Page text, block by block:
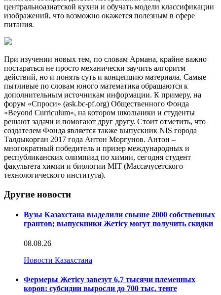
центральноазиатской кухни и обучать модели классификации
изображений, что возможно окажется полезным в сфере
питания.
При изучении новых тем, по словам Армана, крайне важно
постараться не просто механически заучить алгоритм
действий, но и понять суть и концепцию материала. Самые
пытливые по словам юного математика обращаются к
дополнительным источникам информации. К примеру, на
форум «Спроси» (ask.bc-pf.org) Общественного Фонда
«Beyond Curriculum», на котором школьники и студенты
решают задачи и помогают друг другу. Стоит отметить, что
создателем Фонда является также выпускник NIS города
Талдыкорган 2017 года Антон Моргунов. Антон –
многократный победитель и призер международных и
республиканских олимпиад по химии, сегодня студент
факультета химии и биологии MIT (Массачусетского
технологического института).
Другие новости
Вузы Казахстана выделили свыше 2000 собственных
грантов; выпускники Жетісу могут получить скидки
08.08.26
Новости Казахстана
Фермеры Жетісу завезут 6,7 тысячи племенных
коров: субсидии выросли до 700 тыс. тенге